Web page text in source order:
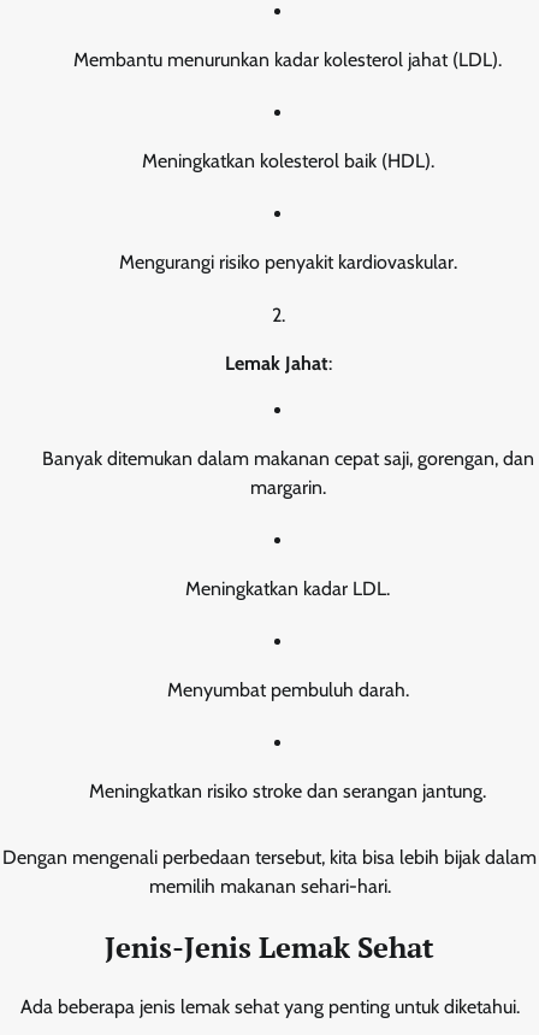
Membantu menurunkan kadar kolesterol jahat (LDL).
Meningkatkan kolesterol baik (HDL).
Mengurangi risiko penyakit kardiovaskular.
Lemak Jahat:
Banyak ditemukan dalam makanan cepat saji, gorengan, dan
margarin.
Meningkatkan kadar LDL.
Menyumbat pembuluh darah.
Meningkatkan risiko stroke dan serangan jantung.
Dengan mengenali perbedaan tersebut, kita bisa lebih bijak dalam
memilih makanan sehari-hari.
Jenis-Jenis Lemak Sehat
Ada beberapa jenis lemak sehat yang penting untuk diketahui.